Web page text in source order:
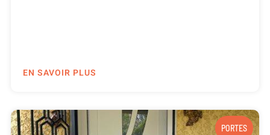
EN SAVOIR PLUS
PORTES